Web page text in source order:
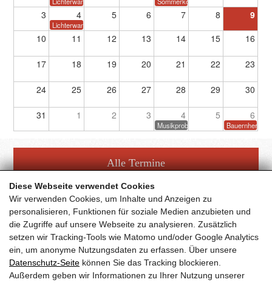
Diese Webseite verwendet Cookies
Wir verwenden Cookies, um Inhalte und Anzeigen zu
personalisieren, Funktionen für soziale Medien anzubieten und
die Zugriffe auf unsere Webseite zu analysieren. Zusätzlich
setzen wir Tracking-Tools wie Matomo und/oder Google Analytics
ein, um anonyme Nutzungsdaten zu erfassen. Über unsere
Datenschutz-Seite können Sie das Tracking blockieren.
Außerdem geben wir Informationen zu Ihrer Nutzung unserer
3 4 5 6 7 8 9
Lichterwanderung
10 11 12 13 14 15 16
17 18 19 20 21 22 23
24 25 26 27 28 29 30
31 1 2 3 4 5 6
Musikprobe
Alle Termine
Facebook Fanpage
YouTube Channel